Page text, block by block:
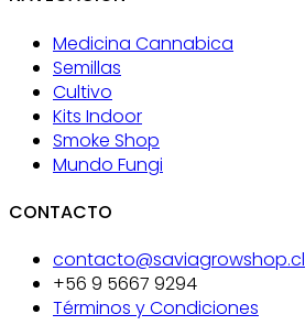
Medicina Cannabica
Semillas
Cultivo
Kits Indoor
Smoke Shop
Mundo Fungi
CONTACTO
contacto@saviagrowshop.cl
+56 9 5667 9294
Términos y Condiciones